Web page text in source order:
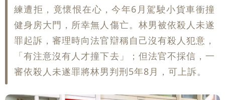
練遭拒，竟懷恨在心，今年6月駕駛小貨車衝撞
健身房大門，所幸無人傷亡。林男被依殺人未遂
罪起訴，審理時向法官辯稱自己沒有殺人犯意，
「有注意沒有人才撞下去」；但法官不採信，一
審依殺人未遂罪將林男判刑5年8月，可上訴。